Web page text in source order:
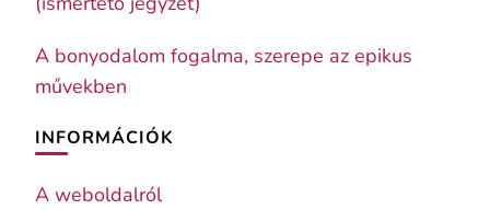
A bonyodalom fogalma, szerepe az epikus
művekben
INFORMÁCIÓK
A weboldalról